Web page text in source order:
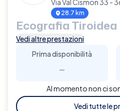
28.7 km
Ecografia Tiroidea
Vedi altre prestazioni
Prima disponibilità
-
Al momento non ci
Vedi tutte le